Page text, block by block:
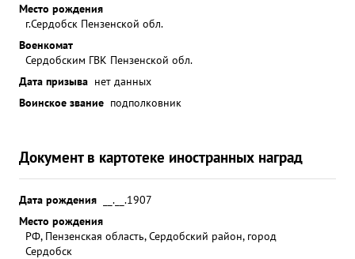
Место рождения
г.Сердобск Пензенской обл.
Военкомат
Сердобским ГВК Пензенской обл.
Дата призыва нет данных
Воинское звание подполковник
Документ в картотеке иностранных наград
Дата рождения
__.__.1907
Место рождения
РФ, Пензенская область, Сердобский район, город
Сердобск